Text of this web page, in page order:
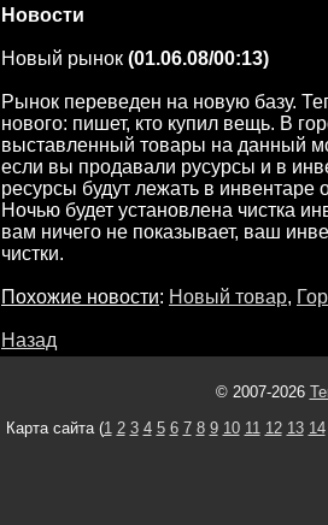
Новости
Новый рынок (01.06.08/00:13)
Рынок переведен на новую базу.
нового: пишет, кто купил вещь. В
выставленный товары на данный
если вы продавали русурсы и в
ресурсы будут лежать в инвентаре
Ночью будет установлена чистка
вам ничего не показывает, ваш
чистки.
Похожие новости: Новый товар,
Назад
© 2007-2026
Карта сайта (1 2 3 4 5 6 7 8 9 10 11 12 13 14